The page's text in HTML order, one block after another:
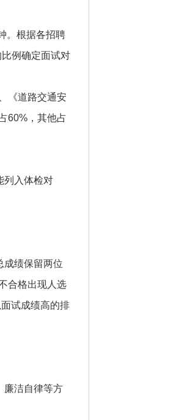
。根据各招聘
例确定面试对
《道路交通安
60%，其他占
列入体检对
成绩保留两位
合格出现人选
试成绩高的排
廉洁自律等方